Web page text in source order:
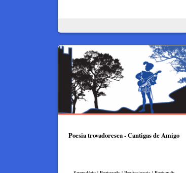
Poesia trovadoresca - Cantigas de Amigo